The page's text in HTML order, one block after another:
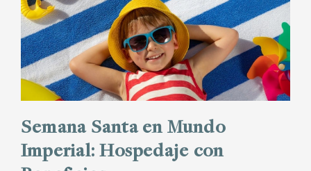
Semana Santa en Mundo
Imperial: Hospedaje con